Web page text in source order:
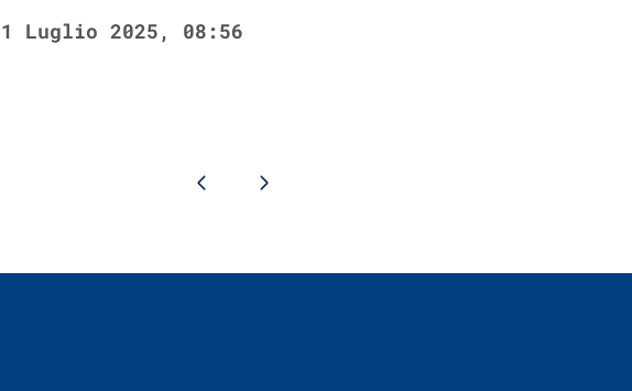
1 Luglio 2025, 08:56
Pagina precedentePagina successiva